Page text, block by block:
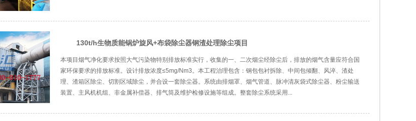
130t/h生物质能锅炉旋风+布袋除尘器钢渣处理除尘项目
本项目烟气净化要求按照大气污染物特别排放标准实行，收集的一、二次烟尘经除尘后，排放的烟气含量应符合国
家环保要求的排放标准。设计排放浓度≤5mg/Nm3。本工程治理包含：钢包包衬拆除、中间包倾翻、风淬、渣处
理、渣箱区除尘、切割区域除尘，并合设一套除尘器。系统由排烟罩、烟气管道、脉冲清灰袋式除尘器、粉尘输送
装置、主风机机组、非金属补偿器、排气筒及维护检修设施等组成。整套除尘系统采用...